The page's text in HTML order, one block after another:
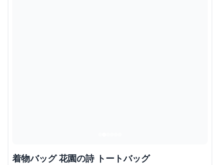
着物バッグ 花園の詩 トートバッグ